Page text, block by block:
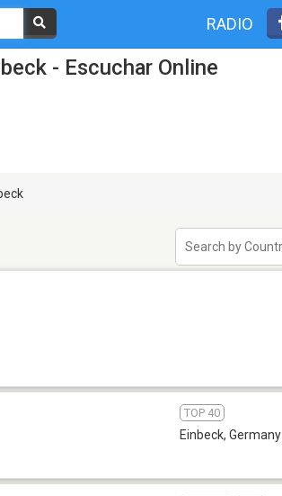
RADIO
- Escuchar Online
TOP 40
Einbeck, Germany